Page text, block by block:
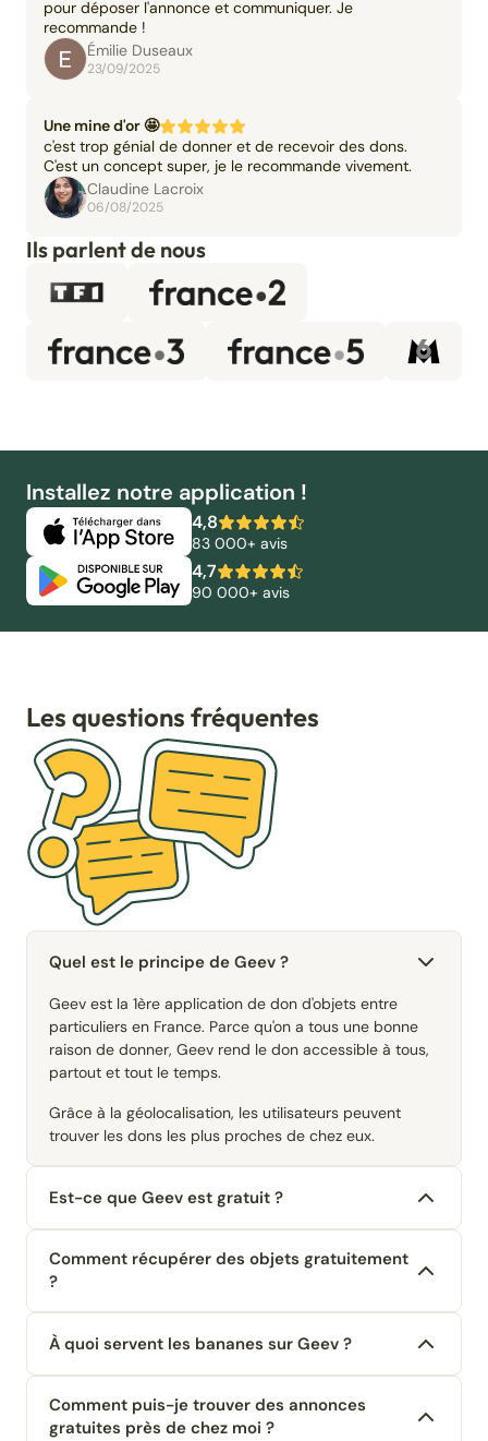
pour déposer l'annonce et communiquer. Je
recommande !
Émilie Duseaux
23/09/2025
Une mine d'or 🤩
c'est trop génial de donner et de recevoir des dons.
C'est un concept super, je le recommande vivement.
Claudine Lacroix
06/08/2025
Ils parlent de nous
Installez notre application !
4,8
83 000+ avis
4,7
90 000+ avis
Les questions fréquentes
Quel est le principe de Geev ?
Geev est la 1ère application de don d'objets entre
particuliers en France. Parce qu'on a tous une bonne
raison de donner, Geev rend le don accessible à tous,
partout et tout le temps.
Grâce à la géolocalisation, les utilisateurs peuvent
trouver les dons les plus proches de chez eux.
Est-ce que Geev est gratuit ?
Comment récupérer des objets gratuitement
?
À quoi servent les bananes sur Geev ?
Comment puis-je trouver des annonces
gratuites près de chez moi ?